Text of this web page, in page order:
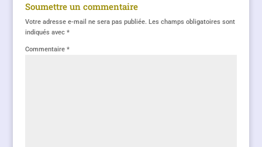
Soumettre un commentaire
Votre adresse e-mail ne sera pas publiée. Les champs obligatoires sont
indiqués avec *
Commentaire *